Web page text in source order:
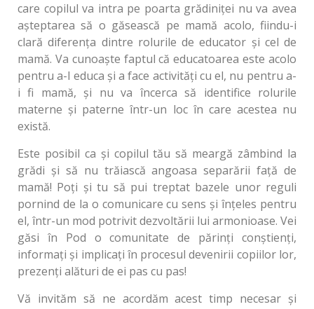
care copilul va intra pe poarta grădiniței nu va avea
așteptarea să o găsească pe mamă acolo, fiindu-i
clară diferența dintre rolurile de educator și cel de
mamă. Va cunoaște faptul că educatoarea este acolo
pentru a-l educa și a face activități cu el, nu pentru a-
i fi mamă, și nu va încerca să identifice rolurile
materne și paterne într-un loc în care acestea nu
există.
Este posibil ca și copilul tău să meargă zâmbind la
grădi și să nu trăiască angoasa separării față de
mamă! Poți și tu să pui treptat bazele unor reguli
pornind de la o comunicare cu sens și înțeles pentru
el, într-un mod potrivit dezvoltării lui armonioase. Vei
găsi în Pod o comunitate de părinți conștienți,
informați și implicați în procesul devenirii copiilor lor,
prezenți alături de ei pas cu pas!
Vă invităm să ne acordăm acest timp necesar și